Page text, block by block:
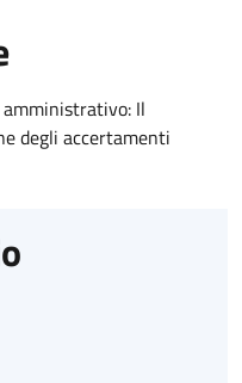
Il
degli accertamenti